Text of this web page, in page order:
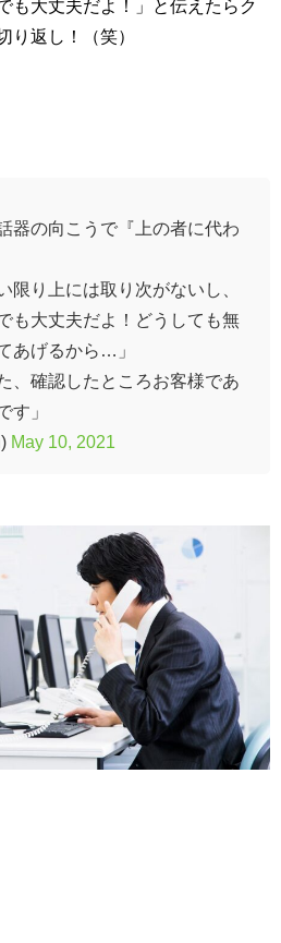
も大丈夫だよ！」と伝えたらク
り返し！（笑）
器の向こうで『上の者に代わ
限り上には取り次がないし、
も大丈夫だよ！どうしても無
あげるから…」
、確認したところお客様であ
す」
May 10, 2021